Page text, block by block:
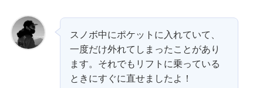
スノボ中にポケットに入れていて、
一度だけ外れてしまったことがあり
ます。それでもリフトに乗っている
ときにすぐに直せましたよ！